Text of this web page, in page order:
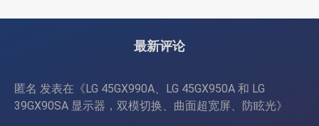
最新评论
匿名 发表在《LG 45GX990A、LG 45GX950A 和 LG
39GX90SA 显示器，双模切换、曲面超宽屏、防眩光》